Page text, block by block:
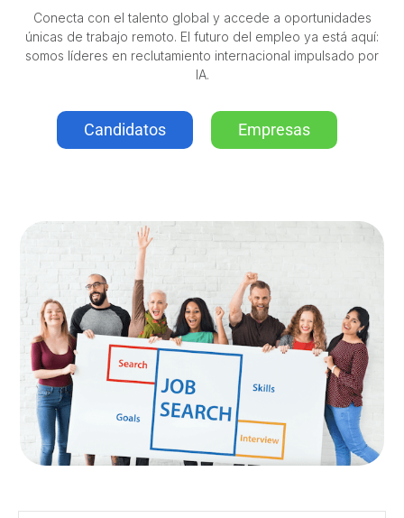
Conecta con el talento global y accede a oportunidades
únicas de trabajo remoto. El futuro del empleo ya está aquí:
somos líderes en reclutamiento internacional impulsado por
IA.
Candidatos Empresas